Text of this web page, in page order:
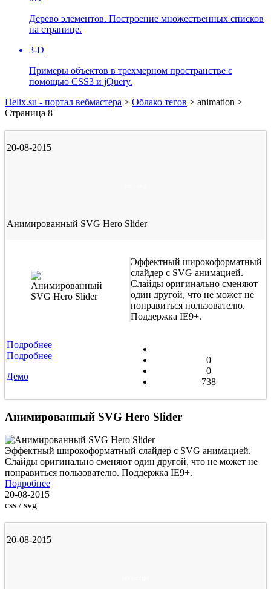
Дерево элементов. Построение множественных списков
на странице.
3-D
Примеры объектов в трехмерном пространстве с
помощью CSS3 и jQuery.
Helix.su - портал вебмастера > Облако тегов > animation >
Страница 8
20-08-2015
Анимированный SVG Hero Slider
Эффектный широкоформатный
слайдер с SVG анимацией.
Слайды оригинально сменяют
один другой, что не может не
понравиться пользователю.
Поддержка IE9+.
Подробнее
Подробнее
Демо
0
0
738
Анимированный SVG Hero Slider
Эффектный широкоформатный слайдер с SVG анимацией.
Слайды оригинально сменяют один другой, что не может не
понравиться пользователю. Поддержка IE9+.
Подробнее
20-08-2015
css / svg
20-08-2015